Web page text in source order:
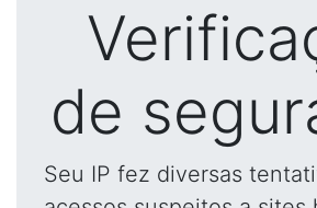
de
Seu IP fez diversas